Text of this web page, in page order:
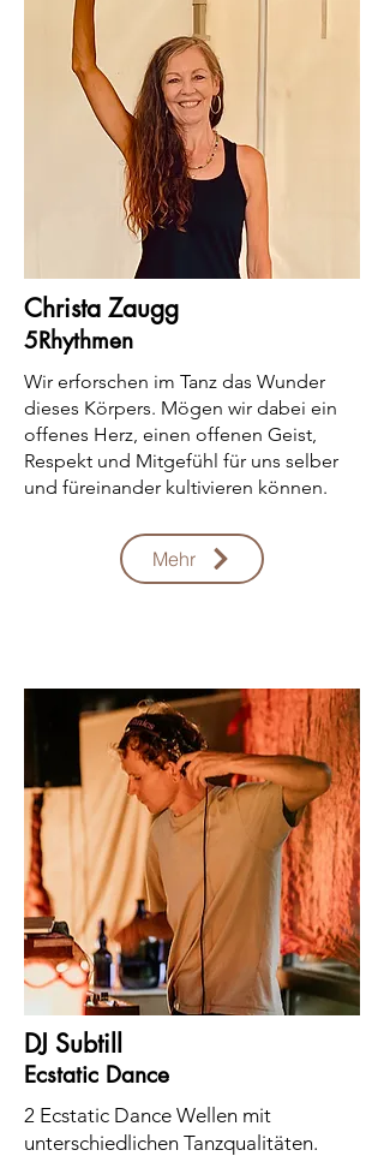
Christa Zaugg
5Rhythmen
Wir erforschen im Tanz das Wunder
dieses Körpers. Mögen wir dabei ein
offenes Herz, einen offenen Geist,
Respekt und Mitgefühl für uns selber
und füreinander kultivieren können.
Mehr
DJ Subtill
Ecstatic Dance
2 Ecstatic Dance Wellen mit
unterschiedlichen Tanzqualitäten.